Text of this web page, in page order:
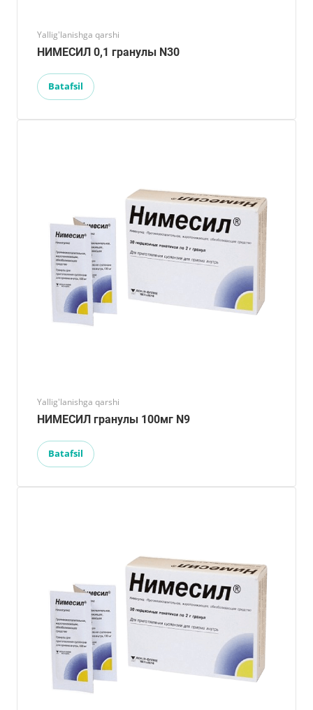
Yallig'lanishga qarshi
НИМЕСИЛ 0,1 гранулы N30
Batafsil
Yallig'lanishga qarshi
НИМЕСИЛ гранулы 100мг N9
Batafsil